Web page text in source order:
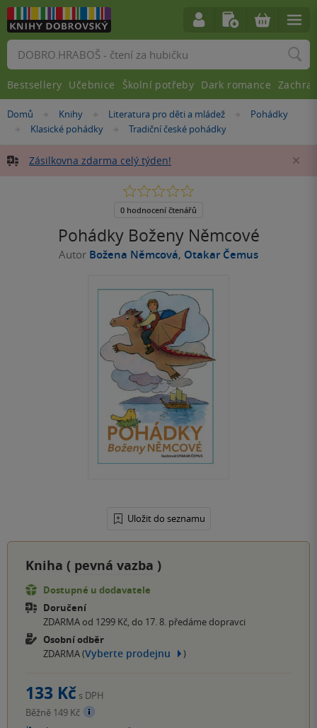
Nacházíte
Domů »Knihy »Literatura pro děti a mládež »Pohádky
»
Klasické pohádky »
Tradiční české pohádky
Zásilkovna zdarma celý týden!
Pohádky Boženy Němcové
Autor Božena Němcová, Otakar Čemus
Uložit do seznamu
0.0
5
0 hodnocení čtenářů
Kniha ( pevná vazba )
Dostupné u dodavatele
Doručení
ZDARMA od 1299 Kč, do 17. 8. předáme dopravci
Osobní odběr
ZDARMA (Vyberte prodejnu )
133 Kč s DPH
Běžně 149 Kč
Vyhledávání
Bestsellery Učebnice Školní potřeby Dark romance